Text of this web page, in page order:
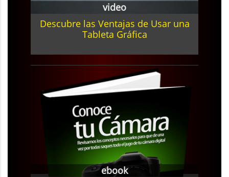
video
Descubre las Ventajas de Usar una
Tableta Gráfica
ebook